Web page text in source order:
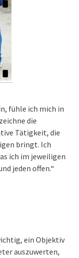
fühle ich mich in
die
Tätigkeit, die
bringt. Ich
ich im jeweiligen
jeden offen.“
ein Objektiv
auszuwerten,